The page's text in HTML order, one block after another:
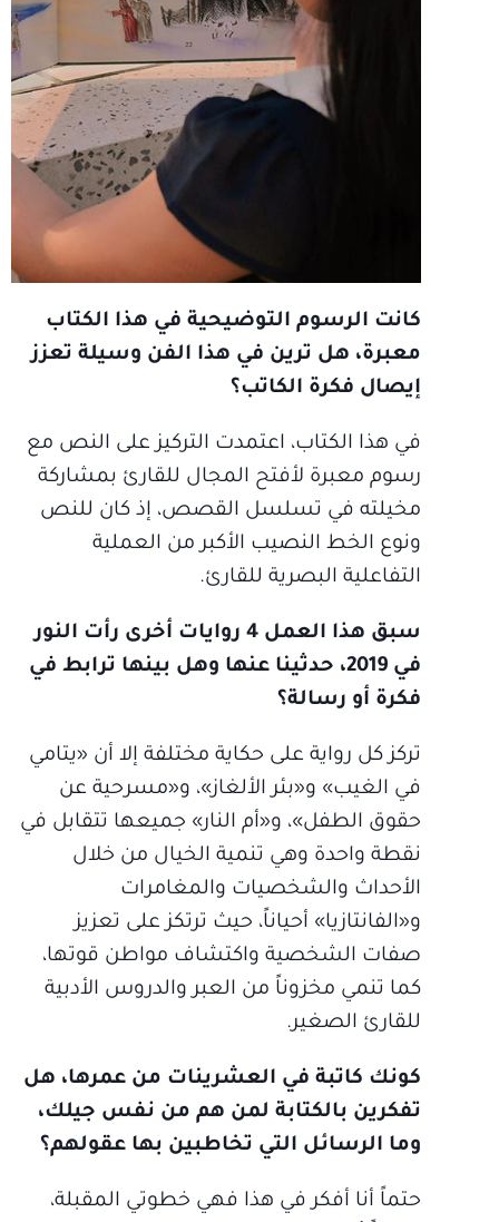
كانت الرسوم التوضيحية في هذا الكتاب
معبرة، هل ترين في هذا الفن وسيلة تعزز
إيصال فكرة الكاتب؟
في هذا الكتاب، اعتمدت التركيز على النص مع
رسوم معبرة لأفتح المجال للقارئ بمشاركة
مخيلته في تسلسل القصص، إذ كان للنص
ونوع الخط النصيب الأكبر من العملية
التفاعلية البصرية للقارئ.
سبق هذا العمل 4 روايات أخرى رأت النور
في 2019، حدثينا عنها وهل بينها ترابط في
فكرة أو رسالة؟
تركز كل رواية على حكاية مختلفة إلا أن «يتامي
في الغيب» و«بئر الألغاز»، و«مسرحية عن
حقوق الطفل»، و«أم النار» جميعها تتقابل في
نقطة واحدة وهي تنمية الخيال من خلال
الأحداث والشخصيات والمغامرات
و«الفانتازيا» أحياناً، حيث ترتكز على تعزيز
صفات الشخصية واكتشاف مواطن قوتها،
كما تنمي مخزوناً من العبر والدروس الأدبية
للقارئ الصغير.
كونك كاتبة في العشرينات من عمرها، هل
تفكرين بالكتابة لمن هم من نفس جيلك،
وما الرسائل التي تخاطبين بها عقولهم؟
حتماً أنا أفكر في هذا فهي خطوتي المقبلة،